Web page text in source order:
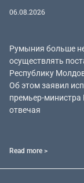
06.08.2026
Румыния больше
осуществлять
Республику
Об этом заявил
премьер-
отвечая
Read more >